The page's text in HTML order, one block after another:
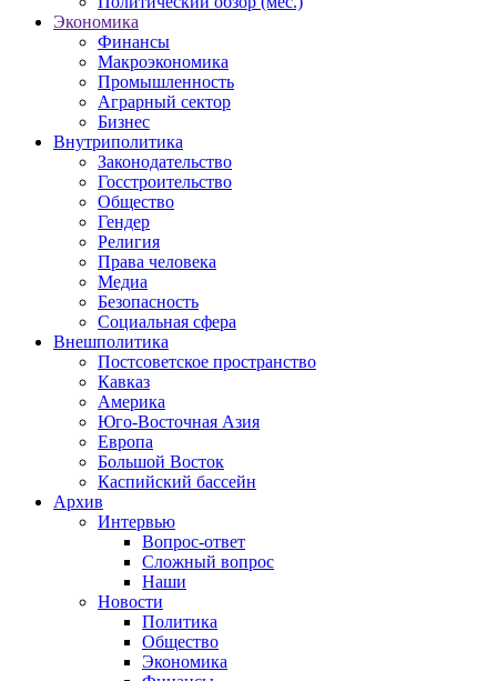
Экономика
Финансы
Макроэкономика
Промышленность
Аграрный сектор
Бизнес
Внутриполитика
Законодательство
Госстроительство
Общество
Гендер
Религия
Права человека
Медиа
Безопасность
Социальная сфера
Внешполитика
Постсоветское пространство
Кавказ
Америка
Юго-Восточная Азия
Европа
Большой Восток
Каспийский бассейн
Архив
Интервью
Вопрос-ответ
Сложный вопрос
Наши
Новости
Политика
Общество
Экономика